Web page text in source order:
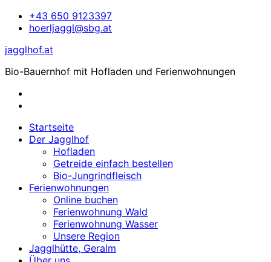
Zum
Inhalt
+43 650 9123397
hoerljaggl@sbg.at
jagglhof.at
Bio-Bauernhof mit Hofladen und Ferienwohnungen
Startseite
Der Jagglhof
Hofladen
Getreide einfach bestellen
Bio-Jungrindfleisch
Ferienwohnungen
Online buchen
Ferienwohnung Wald
Ferienwohnung Wasser
Unsere Region
Jagglhütte, Geralm